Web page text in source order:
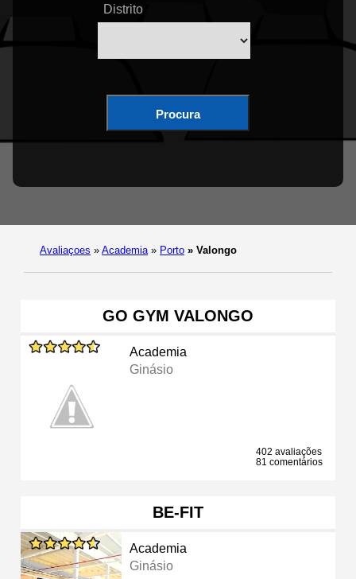
Distrito
Procura
Avaliaçoes » Academia » Porto » Valongo
GO GYM VALONGO
Academia
Ginásio
402 avaliações
81 comentários
BE-FIT
Academia
Ginásio